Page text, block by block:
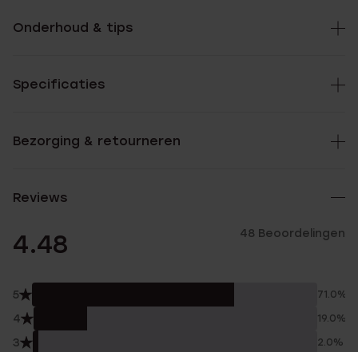
Onderhoud & tips
Specificaties
Bezorging & retourneren
Reviews
4.48 48 Beoordelingen
5 71.0%
4 19.0%
3 2.0%